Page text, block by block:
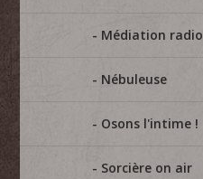
Médiation radio
Nébuleuse
Osons l'intime !
Sorcière on air